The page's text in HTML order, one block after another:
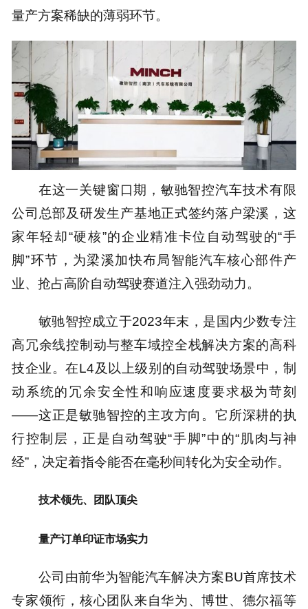
量产方案稀缺的薄弱环节。
在这一关键窗口期，敏驰智控汽车技术有限
公司总部及研发生产基地正式签约落户梁溪，这
家年轻却“硬核”的企业精准卡位自动驾驶的“手
脚”环节，为梁溪加快布局智能汽车核心部件产
业、抢占高阶自动驾驶赛道注入强劲动力。
敏驰智控成立于2023年末，是国内少数专注
高冗余线控制动与整车域控全栈解决方案的高科
技企业。在L4及以上级别的自动驾驶场景中，制
动系统的冗余安全性和响应速度要求极为苛刻
——这正是敏驰智控的主攻方向。它所深耕的执
行控制层，正是自动驾驶“手脚”中的“肌肉与神
经”，决定着指令能否在毫秒间转化为安全动作。
技术领先、团队顶尖
量产订单印证市场实力
公司由前华为智能汽车解决方案BU首席技术
专家领衔，核心团队来自华为、博世、德尔福等